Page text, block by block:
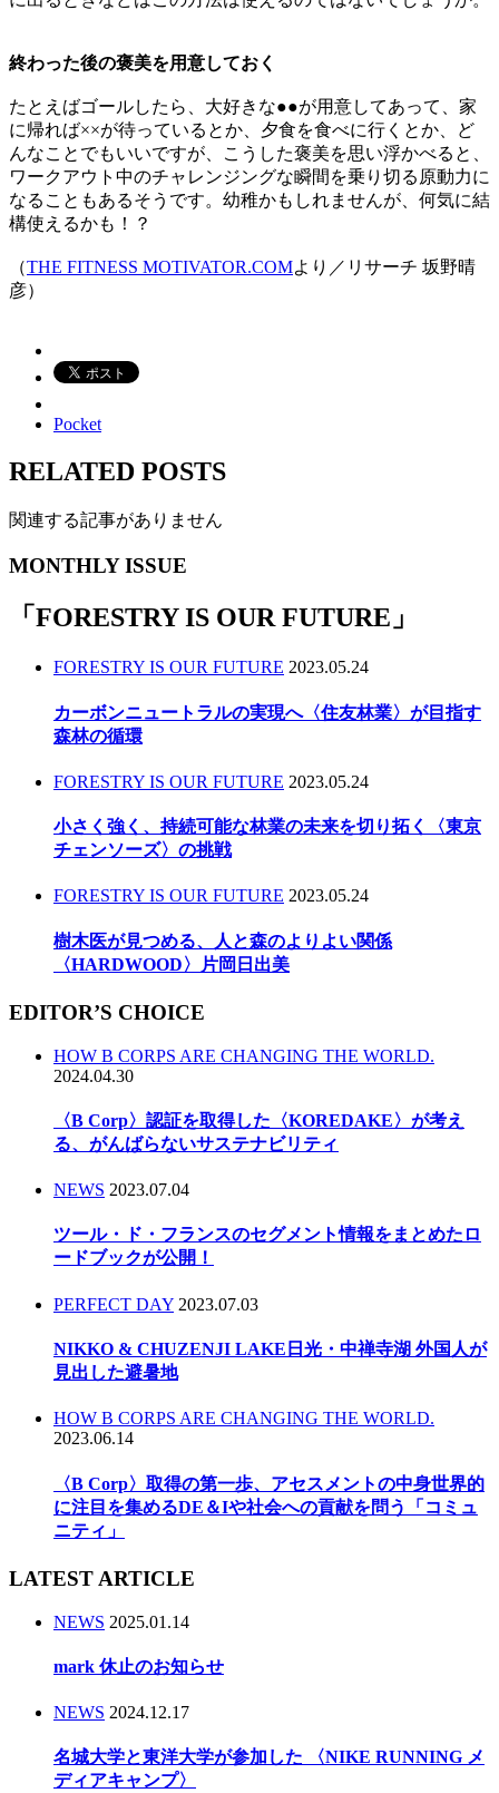
終わった後の褒美を用意しておく
たとえばゴールしたら、大好きな●●が用意してあって、家
に帰れば××が待っているとか、夕食を食べに行くとか、ど
んなことでもいいですが、こうした褒美を思い浮かべると、
ワークアウト中のチャレンジングな瞬間を乗り切る原動力に
なることもあるそうです。幼稚かもしれませんが、何気に結
構使えるかも！？
（THE FITNESS MOTIVATOR.COMより／リサーチ 坂野晴
彦）
Pocket
RELATED POSTS
関連する記事がありません
MONTHLY ISSUE
「 FORESTRY IS OUR FUTURE 」
FORESTRY IS OUR FUTURE 2023.05.24
カーボンニュートラルの実現へ〈住友林業〉が目指す
森林の循環
FORESTRY IS OUR FUTURE 2023.05.24
小さく強く、持続可能な林業の未来を切り拓く〈東京
チェンソーズ〉の挑戦
FORESTRY IS OUR FUTURE 2023.05.24
樹木医が見つめる、人と森のよりよい関係
〈HARDWOOD〉片岡日出美
EDITOR’S CHOICE
HOW B CORPS ARE CHANGING THE WORLD.
2024.04.30
〈B Corp〉認証を取得した〈KOREDAKE〉が考え
る、がんばらないサステナビリティ
NEWS 2023.07.04
ツール・ド・フランスのセグメント情報をまとめたロ
ードブックが公開！
PERFECT DAY 2023.07.03
NIKKO & CHUZENJI LAKE日光・中禅寺湖 外国人が
見出した避暑地
HOW B CORPS ARE CHANGING THE WORLD.
2023.06.14
〈B Corp〉取得の第一歩、アセスメントの中身世界的
に注目を集めるDE＆Iや社会への貢献を問う「コミュ
ニティ」
LATEST ARTICLE
NEWS 2025.01.14
mark 休止のお知らせ
NEWS 2024.12.17
名城大学と東洋大学が参加した 〈NIKE RUNNING メ
ディアキャンプ〉